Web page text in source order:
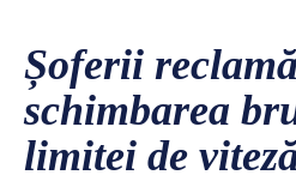
Șoferii reclamă
schimbarea
limitei de